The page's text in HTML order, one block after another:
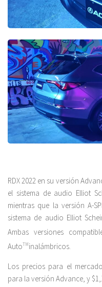
RDX 2022 en su versión
el sistema de audio Elliot
mientras que la versión A-
sistema de audio Elliot
Ambas versiones
AutoTMinalámbricos.
Los precios para el
para la versión Advance, y